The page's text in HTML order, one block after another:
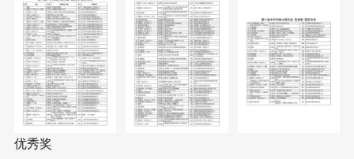
优秀奖